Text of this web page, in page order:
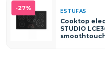
-27% ESTUFAS
Cooktop
STUDIO